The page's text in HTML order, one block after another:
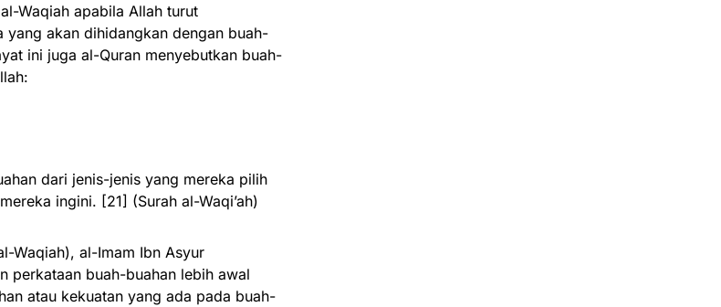
Waqiah apabila Allah turut
yang akan dihidangkan dengan buah-
ini juga al-Quran menyebutkan buah-
dari jenis-jenis yang mereka pilih
ingini. [21] (Surah al-Waqi’ah)
Waqiah), al-Imam Ibn Asyur
perkataan buah-buahan lebih awal
atau kekuatan yang ada pada buah-